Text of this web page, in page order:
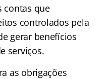
contas que
controlados pela
gerar benefícios
serviços.
as obrigações